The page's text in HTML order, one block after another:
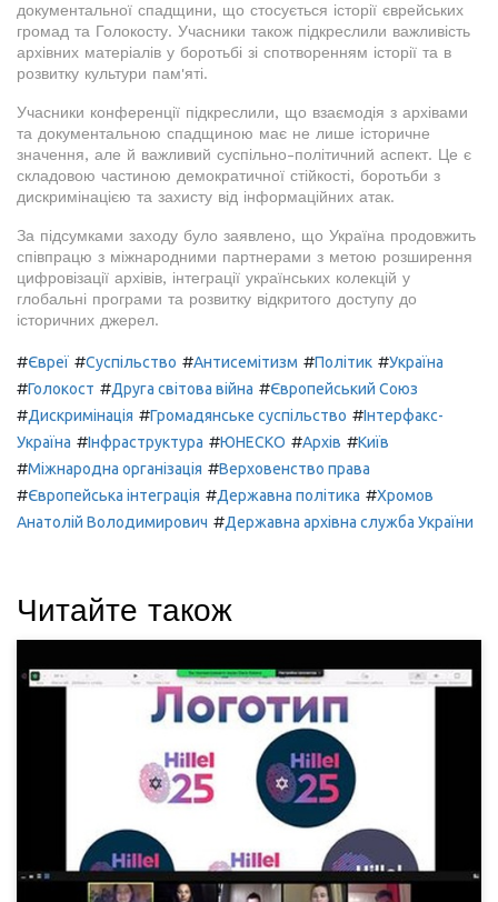
документальної спадщини, що стосується історії єврейських
громад та Голокосту. Учасники також підкреслили важливість
архівних матеріалів у боротьбі зі спотворенням історії та в
розвитку культури пам'яті.
Учасники конференції підкреслили, що взаємодія з архівами
та документальною спадщиною має не лише історичне
значення, але й важливий суспільно-політичний аспект. Це є
складовою частиною демократичної стійкості, боротьби з
дискримінацією та захисту від інформаційних атак.
За підсумками заходу було заявлено, що Україна продовжить
співпрацю з міжнародними партнерами з метою розширення
цифровізації архівів, інтеграції українських колекцій у
глобальні програми та розвитку відкритого доступу до
історичних джерел.
#Євреї #Суспільство #Антисемітизм #Політик #Україна
#Голокост #Друга світова війна #Європейський Союз
#Дискримінація #Громадянське суспільство #Інтерфакс-
Україна #Інфраструктура #ЮНЕСКО #Архів #Київ
#Міжнародна організація #Верховенство права
#Європейська інтеграція #Державна політика #Хромов
Анатолій Володимирович #Державна архівна служба України
Читайте також